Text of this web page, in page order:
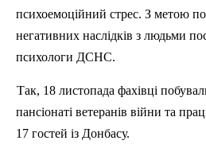
психоемоційний стрес. З метою
негативних наслідків з людьми
психологи ДСНС.
Так, 18 листопада фахівці
пансіонаті ветеранів війни та
17 гостей із Донбасу.